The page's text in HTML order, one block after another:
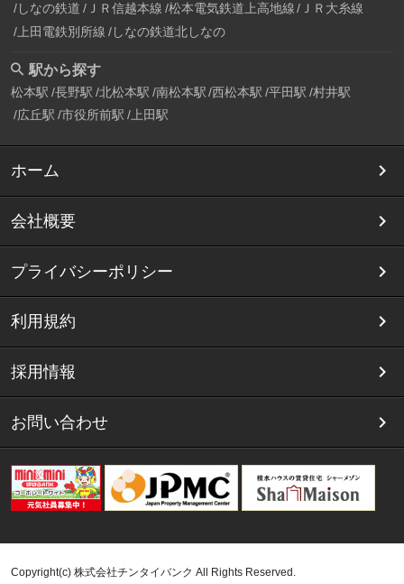
しなの鉄道 ＪＲ信越本線 松本電気鉄道上高地線
ＪＲ大糸線
上田電鉄別所線 しなの鉄道北しなの
駅から探す
松本駅 長野駅 北松本駅 南松本駅 西松本駅 平田駅 村井駅
広丘駅 市役所前駅 上田駅
ホーム
会社概要
プライバシーポリシー
利用規約
採用情報
お問い合わせ
Copyright(c) 株式会社チンタイバンク All Rights Reserved.